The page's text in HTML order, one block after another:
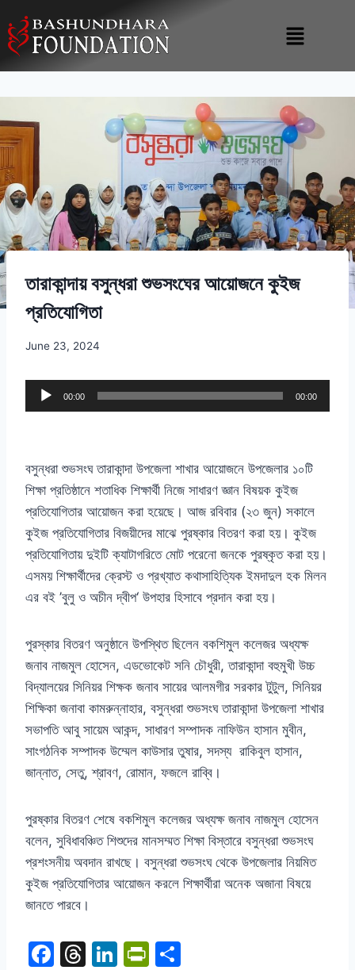
তারাকান্দায় বসুন্ধরা শুভসংঘের আয়োজনে কুইজ
প্রতিযোগিতা
June 23, 2024
u
o
P
l
a
y
e
r
00:00 00:00
বসুন্ধরা শুভসংঘ তারাকান্দা উপজেলা শাখার আয়োজনে উপজেলার ১০টি
শিক্ষা প্রতিষ্ঠানে শতাধিক শিক্ষার্থী নিজে সাধারণ জ্ঞান বিষয়ক কুইজ
প্রতিযোগিতার আয়োজন করা হয়েছে। আজ রবিবার (২৩ জুন) সকালে
কুইজ প্রতিযোগিতার বিজয়ীদের মাঝে পুরষ্কার বিতরণ করা হয়। কুইজ
প্রতিযোগিতায় দুইটি ক্যাটাগরিতে মোট পরেনো জনকে পুরষ্কৃত করা হয়।
এসময় শিক্ষার্থীদের ক্রেস্ট ও প্রখ্যাত কথাসাহিত্যিক ইমদাদুল হক মিলন
এর বই ’বুলু ও অচীন দ্বীপ‘ উপহার হিসাবে প্রদান করা হয়।
পুরস্কার বিতরণ অনুষ্ঠানে উপস্থিত ছিলেন বকশিমুল কলেজর অধ্যক্ষ
জনাব নাজমুল হোসেন, এডভোকেট সনি চৌধুরী,তারাকান্দা বহুমুখী উচ্চ
বিদ্যালয়ের সিনিয়র শিক্ষক জনাব সায়ের আলমগীর সরকার টুটুল, সিনিয়র
শিক্ষিকা জনাবা কামরুন্নাহার, বসুন্ধরা শুভসংঘ তারাকান্দা উপজেলা শাখার
সভাপতি আবু সায়েম আকন্দ, সাধারণ সম্পাদক নাফিউন হাসান মুবীন,
সাংগঠনিক সম্পাদক উম্মেল কাউসার তুষার, সদস্য রাকিবুল হাসান,
জান্নাত, সেতু,শ্রাবণ, রোমান, ফজলে রাব্বি।
পুরষ্কার বিতরণ শেষে বকশিমুল কলেজর অধ্যক্ষ জনাব নাজমুল হোসেন
বলেন, সুবিধাবঞ্চিত শিশুদের মানসম্মত শিক্ষা বিস্তারে বসুন্ধরা শুভসংঘ
প্রশংসনীয় অবদান রাখছে। বসুন্ধরা শুভসংঘ থেকে উপজেলার নিয়মিত
কুইজ প্রতিযোগিতার আয়োজন করলে শিক্ষার্থীরা অনেক অজানা বিষয়ে
জানতে পারবে।
F
T
Li Pr